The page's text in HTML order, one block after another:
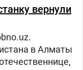
вернули
в Алматы